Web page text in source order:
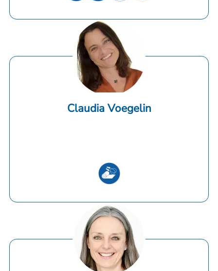
Claudia Voegelin